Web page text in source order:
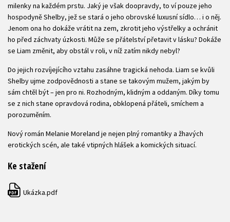
milenky na každém prstu. Jaký je však doopravdy, to ví pouze jeho
hospodyně Shelby, jež se stará o jeho obrovské luxusní sídlo… i o něj.
Jenom ona ho dokáže vrátit na zem, zkrotit jeho výstřelky a ochránit
ho před záchvaty úzkosti. Může se přátelství přetavit v lásku? Dokáže
se Liam změnit, aby obstál v roli, v níž zatím nikdy nebyl?
Do jejich rozvíjejícího vztahu zasáhne tragická nehoda. Liam se kvůli
Shelby ujme zodpovědnosti a stane se takovým mužem, jakým by
sám chtěl být – jen pro ni. Rozhodným, klidným a oddaným. Díky tomu
se z nich stane opravdová rodina, obklopená přáteli, smíchem a
porozuměním.
Nový román Melanie Moreland je nejen plný romantiky a žhavých
erotických scén, ale také vtipných hlášek a komických situací.
Ke stažení
PDF Ukázka.pdf